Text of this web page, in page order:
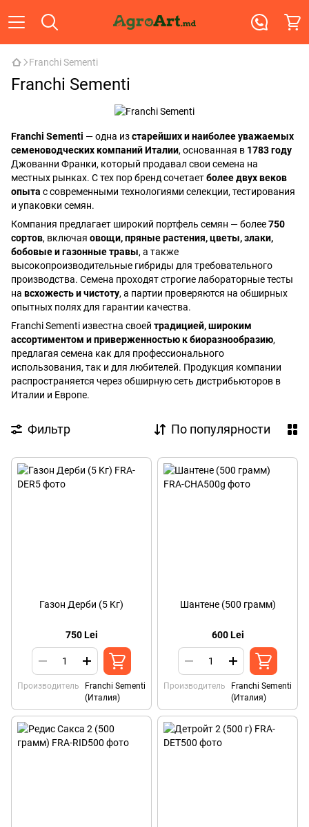
Franchi Sementi
Franchi Sementi
Franchi Sementi — одна изстарейших и наиболее уважаемых
семеноводческих компаний Италии, основанная в 1783 году
Джованни Франки, который продавал свои семена на
местных рынках. С тех пор бренд сочетаетболее двух веков
опыта с современными технологиями селекции, тестирования
и упаковки семян.
Компания предлагает широкий портфель семян — более750
сортов, включая овощи, пряные растения, цветы, злаки,
бобовые и газонные травы, а также
высокопроизводительные гибриды для требовательного
производства. Семена проходят строгие лабораторные тесты
на всхожесть и чистоту, а партии проверяются на обширных
опытных полях для гарантии качества.
Franchi Sementi известна своей традицией, широким
ассортиментом и приверженностью к биоразнообразию,
предлагая семена как для профессионального
использования, так и для любителей. Продукция компании
распространяется через обширную сеть дистрибьюторов в
Италии и Европе.
Фильтр По популярности
Газон Дерби (5 Kг)
750 Lei
Производитель
Franchi Sementi
(Италия)
Шантене (500 грамм)
600 Lei
Производитель
Franchi Sementi
(Италия)